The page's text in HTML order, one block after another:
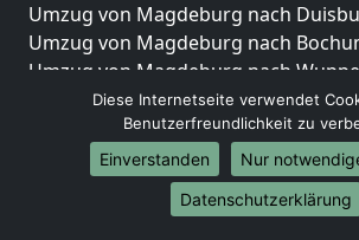
Umzug von Magdeburg nach
Umzug von Magdeburg nach
Umzug von Magdeburg nach
Umzug von Magdeburg nach
Umzug von Magdeburg nach Bonn
Umzug von Magdeburg nach
Internationale-Umzüge
Diese Internetseite verwendet
Benutzerfreundlichkeit zu
Einverstanden
Nur
Datenschutzerklärung